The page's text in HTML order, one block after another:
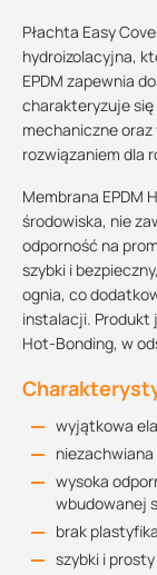
Płachta Easy
hydroizolacyjna,
EPDM zapewnia
charakteryzuje się
mechaniczne
rozwiązaniem dla
Membrana EPDM
środowiska, nie
odporność na
szybki i
ognia, co
instalacji. Produkt
Hot-Bonding, w
wyjątkowa
wysoka
wbudowanej
brak
szybki i